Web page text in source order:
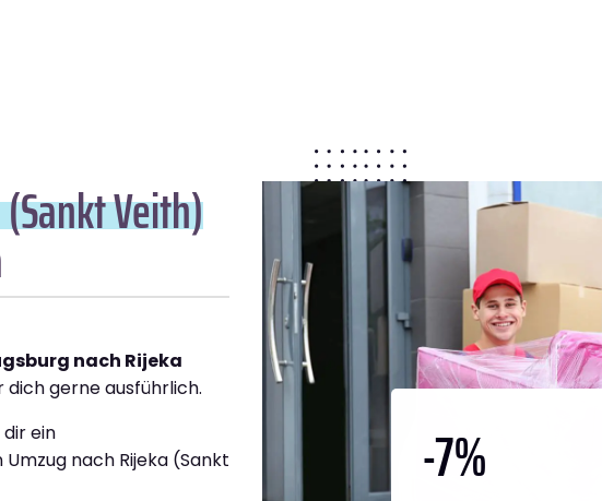
Veith)
nach Rijeka
dich gerne ausführlich.
ein
Umzug nach Rijeka (Sankt
-7%